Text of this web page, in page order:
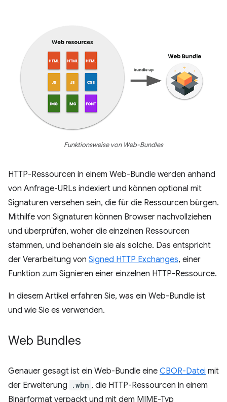
Funktionsweise von Web-Bundles
HTTP-Ressourcen in einem Web-Bundle werden anhand
von Anfrage-URLs indexiert und können optional mit
Signaturen versehen sein, die für die Ressourcen bürgen.
Mithilfe von Signaturen können Browser nachvollziehen
und überprüfen, woher die einzelnen Ressourcen
stammen, und behandeln sie als solche. Das entspricht
der Verarbeitung von Signed HTTP Exchanges, einer
Funktion zum Signieren einer einzelnen HTTP-Ressource.
In diesem Artikel erfahren Sie, was ein Web-Bundle ist
und wie Sie es verwenden.
Web Bundles
Genauer gesagt ist ein Web-Bundle eine CBOR-Datei mit
der Erweiterung
.wbn , die HTTP-Ressourcen in einem
Binärformat verpackt und mit dem MIME-Typ